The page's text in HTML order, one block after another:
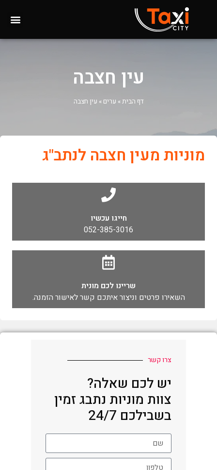
עין חצבה
דף הבית» ערים » עין חצבה
מוניות מעין חצבה לנתב"ג
חייגו עכשיו
052-385-3016
שריינו לכם מונית
השאירו פרטים וניצור איתכם קשר לאישור הזמנה.
צרו קשר
יש לכם שאלה?
צוות מוניות נתבג זמין
בשבילכם 24/7